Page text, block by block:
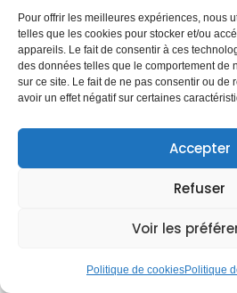
Pour offrir les meilleures expériences, nous
telles que les cookies pour stocker et/ou
appareils. Le fait de consentir à ces
des données telles que le comportement de
sur ce site. Le fait de ne pas consentir ou de
avoir un effet négatif sur certaines
Accepter
Refuser
Voir les
Politique de cookiesPolitique
Travaux de toiture : guide et
Alpes-Maritimes
Pose de tuiles : méthodes,
durable
Couverture de toit : conseils
maison